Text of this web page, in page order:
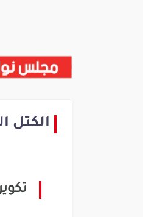
الكتل
تكوين